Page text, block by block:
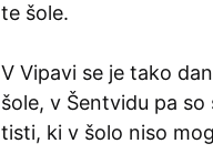
te šole.
V Vipavi se je tako
šole, v Šentvidu pa
tisti, ki v šolo niso